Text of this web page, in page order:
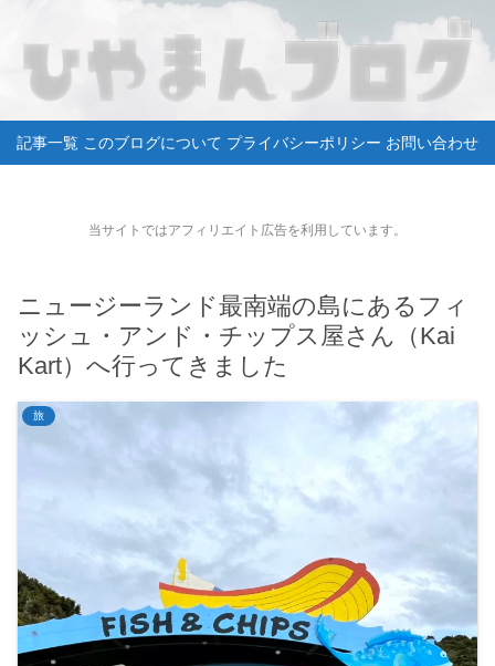
記事一覧 このブログについて プライバシーポリシー お問い合わせ
当サイトではアフィリエイト広告を利用しています。
ニュージーランド最南端の島にあるフィ
ッシュ・アンド・チップス屋さん（Kai
Kart）へ行ってきました
旅